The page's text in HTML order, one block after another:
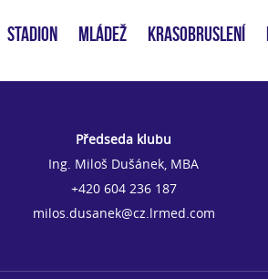
STADION MLÁDEŽ KRASOBRUSLENÍ
Předseda klubu
Ing. Miloš Dušánek, MBA
+420 604 236 187
milos.dusanek@cz.lrmed.com